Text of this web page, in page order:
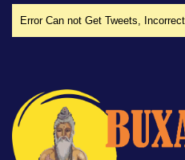
Error Can not Get Tweets,